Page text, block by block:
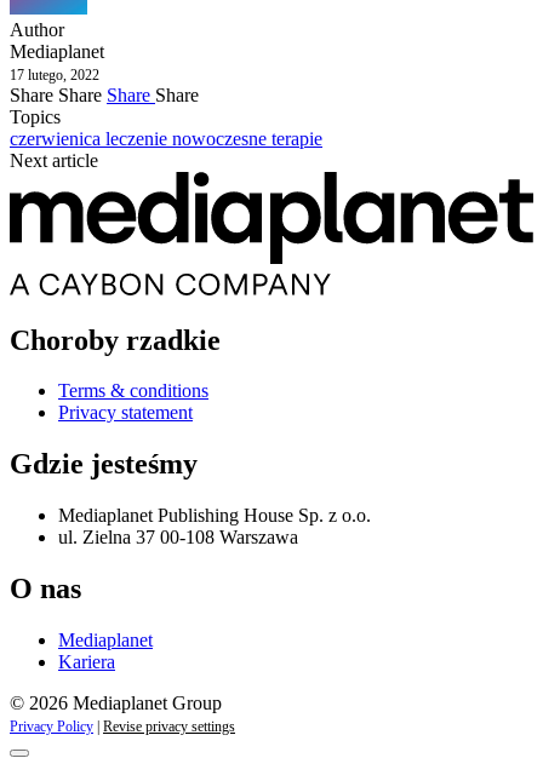
Author
Mediaplanet
17 lutego, 2022
Share Share Share Share
Topics
czerwienica leczenie nowoczesne terapie
Next article
Choroby rzadkie
Terms & conditions
Privacy statement
Gdzie jesteśmy
Mediaplanet Publishing House Sp. z o.o.
ul. Zielna 37 00-108 Warszawa
O nas
Mediaplanet
Kariera
© 2026 Mediaplanet Group
Privacy Policy Revise privacy settings